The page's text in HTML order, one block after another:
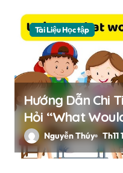
Tài Liệu Học tập
Hướng Dẫn Chi
Hỏi “What
Trong Tiếng Anh
Nguyễn Thúy Th11